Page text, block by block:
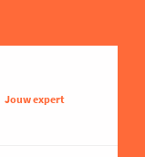
Jouw expert